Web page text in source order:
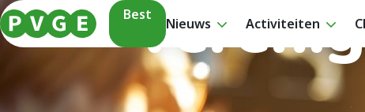
Best
Nieuws Activiteiten